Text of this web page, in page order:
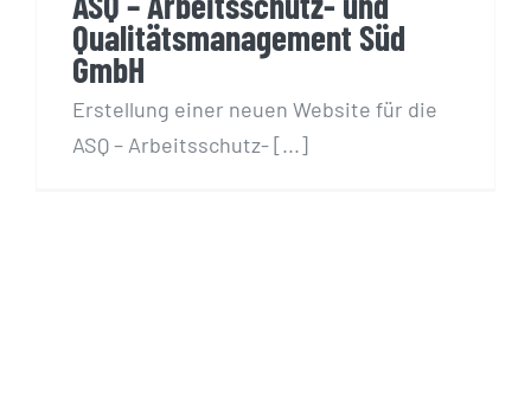
Qualitätsmanagement Süd
GmbH
Erstellung einer neuen Website für die
ASQ – Arbeitsschutz- [...]